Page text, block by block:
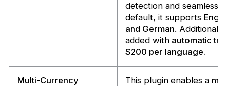
detection and seamless
default, it supports
and German. Additional
added with automatic
$200 per language.
Multi-Currency This plugin enables a